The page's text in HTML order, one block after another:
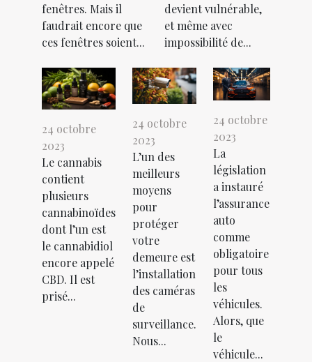
fenêtres. Mais il
faudrait encore que
ces fenêtres soient...
devient vulnérable,
et même avec
impossibilité de...
24 octobre
2023
Le cannabis
contient
plusieurs
cannabinoïdes
dont l’un est
le cannabidiol
encore appelé
CBD. Il est
prisé...
24 octobre
2023
L’un des
meilleurs
moyens
pour
protéger
votre
demeure est
l’installation
des caméras
de
surveillance.
Nous...
24 octobre
2023
La
législation
a instauré
l’assurance
auto
comme
obligatoire
pour tous
les
véhicules.
Alors, que
le
véhicule...